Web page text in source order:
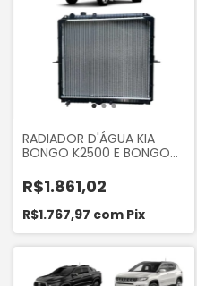
RADIADOR D'ÁGUA KIA
BONGO K2500 E BONGO
R$1.861,02
R$1.767,97 com Pix